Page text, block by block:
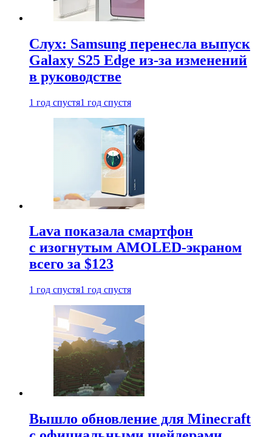
Слух: Samsung перенесла выпуск
Galaxy S25 Edge из-за изменений
в руководстве
1 год спустя1 год спустя
Lava показала смартфон
с изогнутым AMOLED-экраном
всего за $123
1 год спустя1 год спустя
Вышло обновление для Minecraft